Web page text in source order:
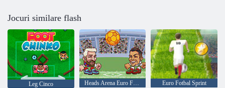
Jocuri similare flash
Leg Cinco Heads Arena Euro Fotbal Euro Fotbal Sprint